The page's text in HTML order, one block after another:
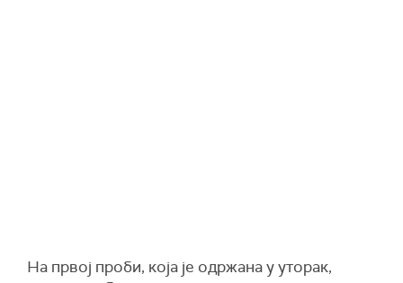
На првој проби, која је одржана у уторак,